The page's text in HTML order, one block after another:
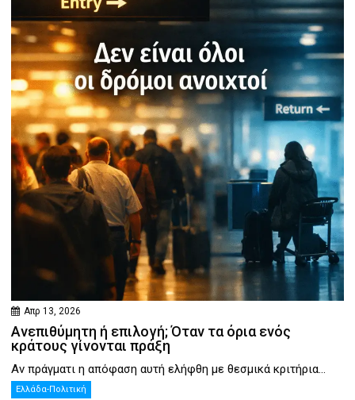
Απρ 13, 2026
Ανεπιθύμητη ή επιλογή; Όταν τα όρια ενός
κράτους γίνονται πράξη
Αν πράγματι η απόφαση αυτή ελήφθη με θεσμικά κριτήρια...
Ελλάδα-Πολιτική